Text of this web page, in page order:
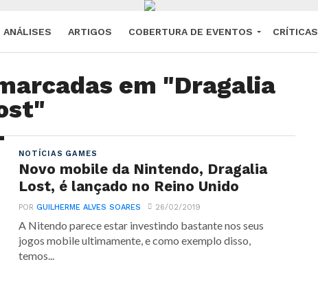
ANÁLISES ARTIGOS COBERTURA DE EVENTOS CRÍTICAS
em "Dragalia
NOTÍCIAS GAMES
Novo mobile da Nintendo, Dragalia
Lost, é lançado no Reino Unido
PORGUILHERME ALVES SOARES 26/02/2019
A Nitendo parece estar investindo bastante nos seus
jogos mobile ultimamente, e como exemplo disso,
temos...